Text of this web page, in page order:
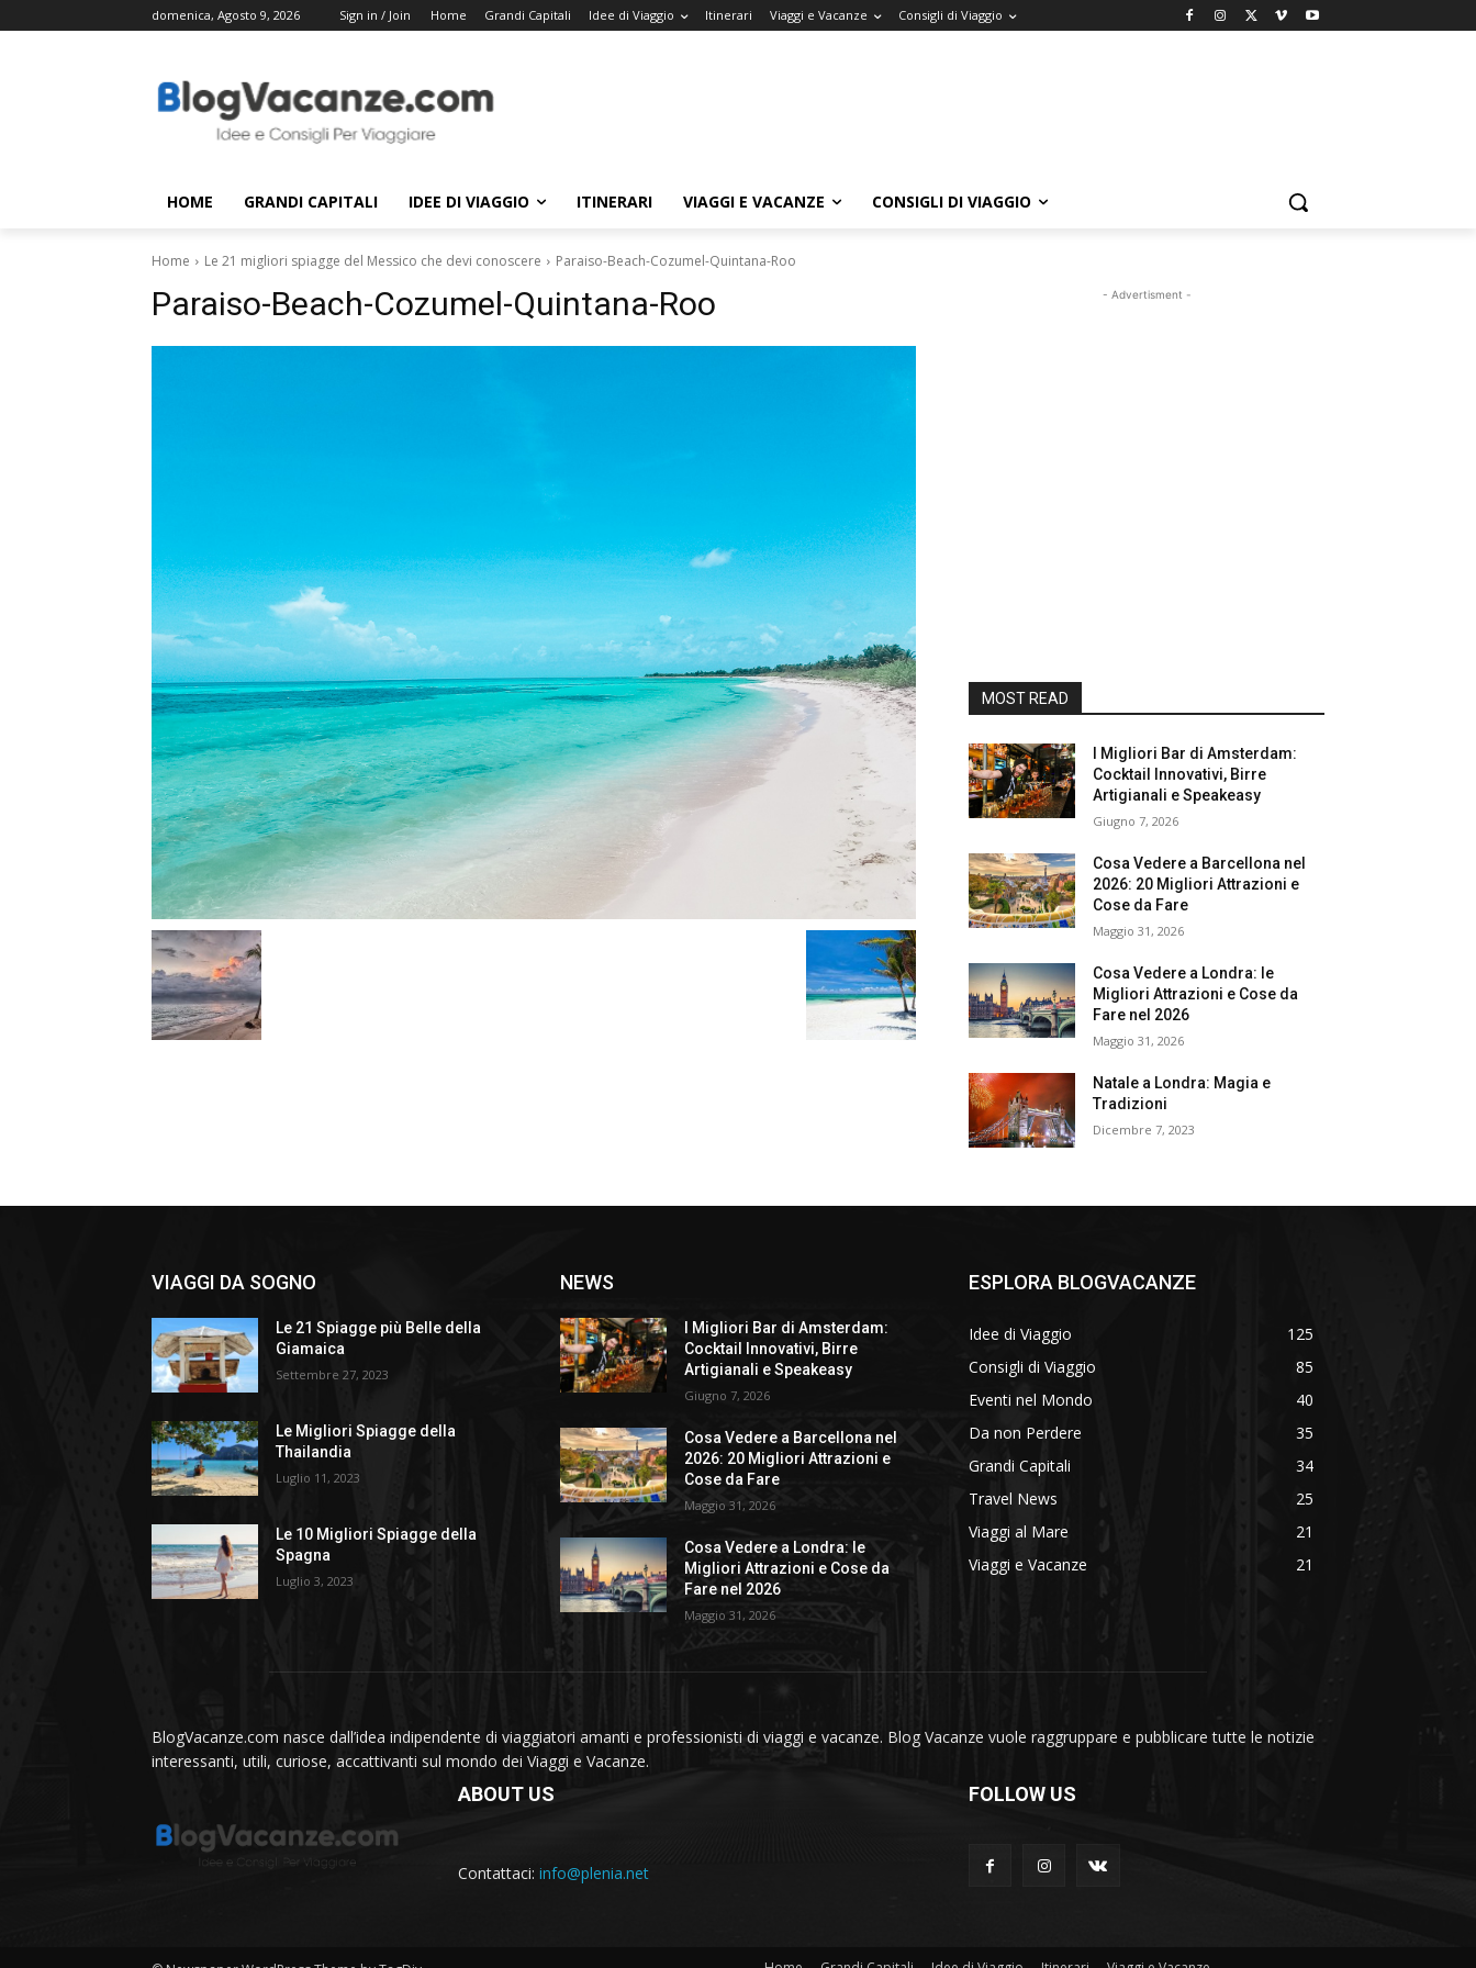
domenica, Agosto 9, 2026 Sign in / Join Home Grandi Capitali Idee di Viaggio Itinerari Viaggi e Vacanze Consigli di Viaggio
HOME GRANDI CAPITALI IDEE DI VIAGGIO ITINERARI VIAGGI E VACANZE CONSIGLI DI VIAGGIO
Home Le 21 migliori spiagge del Messico che devi conoscere Paraiso-Beach-Cozumel-Quintana-Roo
Paraiso-Beach-Cozumel-Quintana-Roo - Advertisment -
MOST READ
I Migliori Bar di Amsterdam:
Cocktail Innovativi, Birre
Artigianali e Speakeasy
Giugno 7, 2026
Cosa Vedere a Barcellona nel
2026: 20 Migliori Attrazioni e
Cose da Fare
Maggio 31, 2026
Cosa Vedere a Londra: le
Migliori Attrazioni e Cose da
Fare nel 2026
Maggio 31, 2026
Natale a Londra: Magia e
Tradizioni
Dicembre 7, 2023
VIAGGI DA SOGNO
Le 21 Spiagge più Belle della
Giamaica
Settembre 27, 2023
Le Migliori Spiagge della
Thailandia
Luglio 11, 2023
Le 10 Migliori Spiagge della
Spagna
Luglio 3, 2023
NEWS
I Migliori Bar di Amsterdam:
Cocktail Innovativi, Birre
Artigianali e Speakeasy
Giugno 7, 2026
Cosa Vedere a Barcellona nel
2026: 20 Migliori Attrazioni e
Cose da Fare
Maggio 31, 2026
Cosa Vedere a Londra: le
Migliori Attrazioni e Cose da
Fare nel 2026
Maggio 31, 2026
ESPLORA BLOGVACANZE
Idee di Viaggio
125
Consigli di Viaggio
85
Eventi nel Mondo
40
Da non Perdere
35
Grandi Capitali
34
Travel News
25
Viaggi al Mare
21
Viaggi e Vacanze
21
BlogVacanze.com nasce dall’idea indipendente di viaggiatori amanti e professionisti di viaggi e vacanze. Blog Vacanze vuole raggruppare e pubblicare tutte le notizie
interessanti, utili, curiose, accattivanti sul mondo dei Viaggi e Vacanze.
ABOUT US
Contattaci: info@plenia.net
FOLLOW US